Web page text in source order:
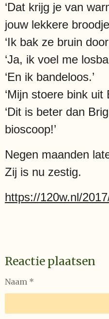
‘Dat krijg je van
jouw lekkere
‘Ik bak ze bruin
‘Ja, ik voel me
‘En ik bandeloos.’
‘Mijn stoere bink uit
‘Dit is beter dan
bioscoop!’
Negen maanden
Zij is nu zestig.
https://120w.nl/
Reactie plaatsen
Naam *